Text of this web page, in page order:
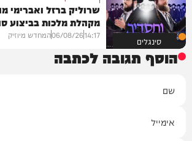
סינגלים
שרוליק ברזל ואברימי
מקהלת מלכות בביצוע
14:17
06/08/26המחדש מיוזיק
הוסף תגובה לכתבה